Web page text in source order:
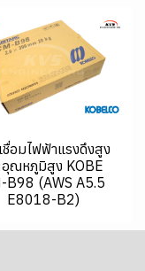
ชื่อมไฟฟ้าแรงดึงสูง
ณหภูมิสูง KOBE
B98 (AWS A5.5
E8018-B2)